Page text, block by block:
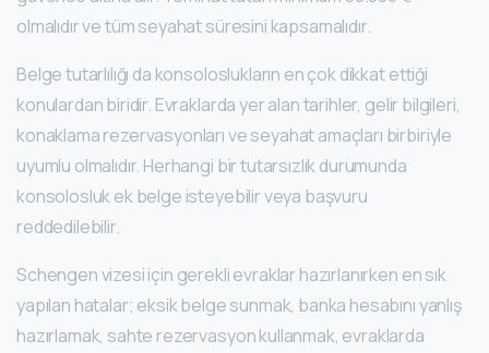
olmalıdır ve tüm seyahat süresini kapsamalıdır.
Belge tutarlılığı da konsoloslukların en çok dikkat ettiği
konulardan biridir. Evraklarda yer alan tarihler, gelir bilgileri,
konaklama rezervasyonları ve seyahat amaçları birbiriyle
uyumlu olmalıdır. Herhangi bir tutarsızlık durumunda
konsolosluk ek belge isteyebilir veya başvuru
reddedilebilir.
Schengen vizesi için gerekli evraklar hazırlanırken en sık
yapılan hatalar; eksik belge sunmak, banka hesabını yanlış
hazırlamak, sahte rezervasyon kullanmak, evraklarda